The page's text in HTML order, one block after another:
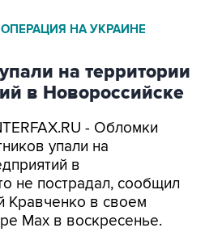
НА УКРАИНЕ
на территории
в Новороссийске
- Обломки
упали на
в
не пострадал, сообщил
Кравченко в своем
Max в воскресенье.